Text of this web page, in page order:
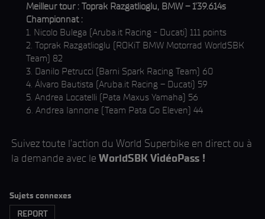
Meilleur tour : Toprak Razgatlioglu, BMW – 1’39.614s
Championnat :
1. Nicolo Bulega (Aruba.it Racing - Ducati) 111 points
2. Toprak Razgatlioglu (ROKiT BMW Motorrad WorldSBK
Team) 82
3. Danilo Petrucci (Barni Spark Racing Team) 60
4. Álvaro Bautista (Aruba.it Racing – Ducati) 59
5. Andrea Locatelli (Pata Maxus Yamaha) 56
6. Andrea Iannone (Team Pata Go Eleven) 44
Suivez toute l'action du World Superbike en direct ou à
la demande avec leWorldSBK VidéoPass !
Sujets connexes
REPORT